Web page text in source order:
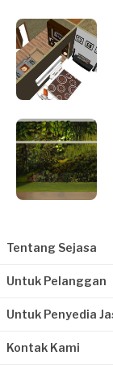
Tentang Sejasa
Untuk Pelanggan
Untuk Penyedia
Kontak Kami